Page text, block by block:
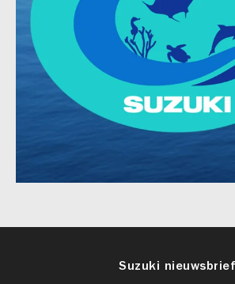
Suzuki nieuwsbrief